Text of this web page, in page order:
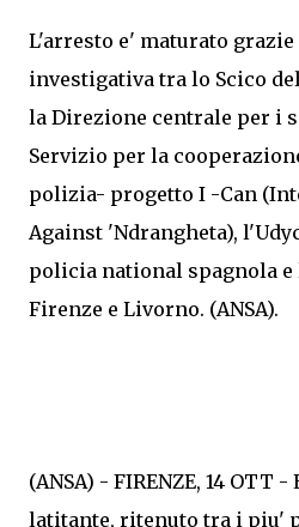
L'arresto e' maturato
investigativa tra lo Scico
la Direzione centrale per i
Servizio per la
polizia- progetto I -Can
Against 'Ndrangheta),
policia national spagnola
Firenze e Livorno. (ANSA).
(ANSA) - FIRENZE, 14 OTT
latitante, ritenuto tra i piu'